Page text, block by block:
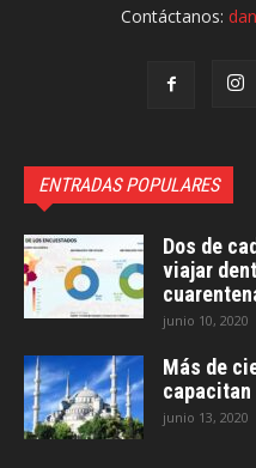
Contáctanos:
ENTRADAS POPULARES
Dos de
viajar
junio 10, 2020
Más de
junio 13, 2020